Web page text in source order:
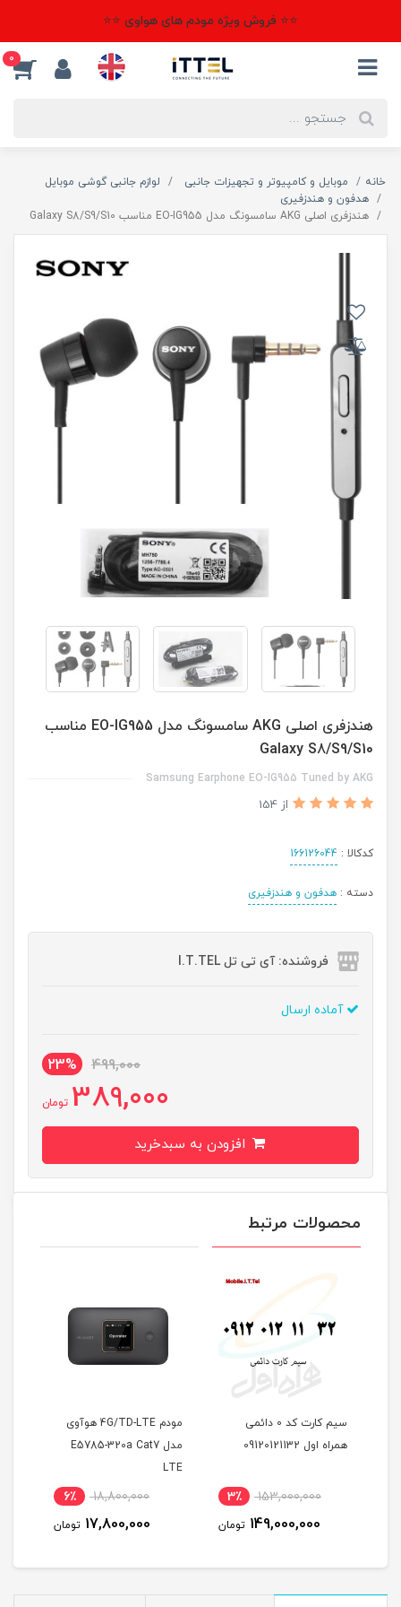
⭐⭐ فروش ویژه مودم های هواوی ⭐⭐
0
خانه موبایل و کامپیوتر و تجهیزات جانبی
لوازم جانبی گوشی موبایل
هدفون و هندزفیری
هندزفری اصلی AKG سامسونگ مدل EO-IG955 مناسب Galaxy S8/S9/S10
هندزفری اصلی AKG سامسونگ مدل EO-IG955 مناسب
Galaxy S8/S9/S10
Samsung Earphone EO-IG955 Tuned by AKG
از 154
کدکالا : 166126044
دسته : هدفون و هندزفیری
فروشنده: آی تی تل I.T.TEL
آماده ارسال
499,000
23%
389,000 تومان
محصولات مرتبط
سیم کارت کد 0 دائمی
همراه اول 09120121132
153,000,000 3٪
149,000,000 تومان
مودم 4G/TD-LTE هوآوی
مدل E5785-320a Cat7
LTE
18,800,000 6٪
17,800,000 تومان